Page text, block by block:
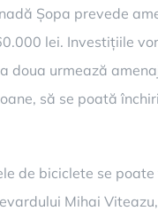
Șopa prevede
lei. Investițiile
doua urmează
să se poată
de biciclete se
Mihai